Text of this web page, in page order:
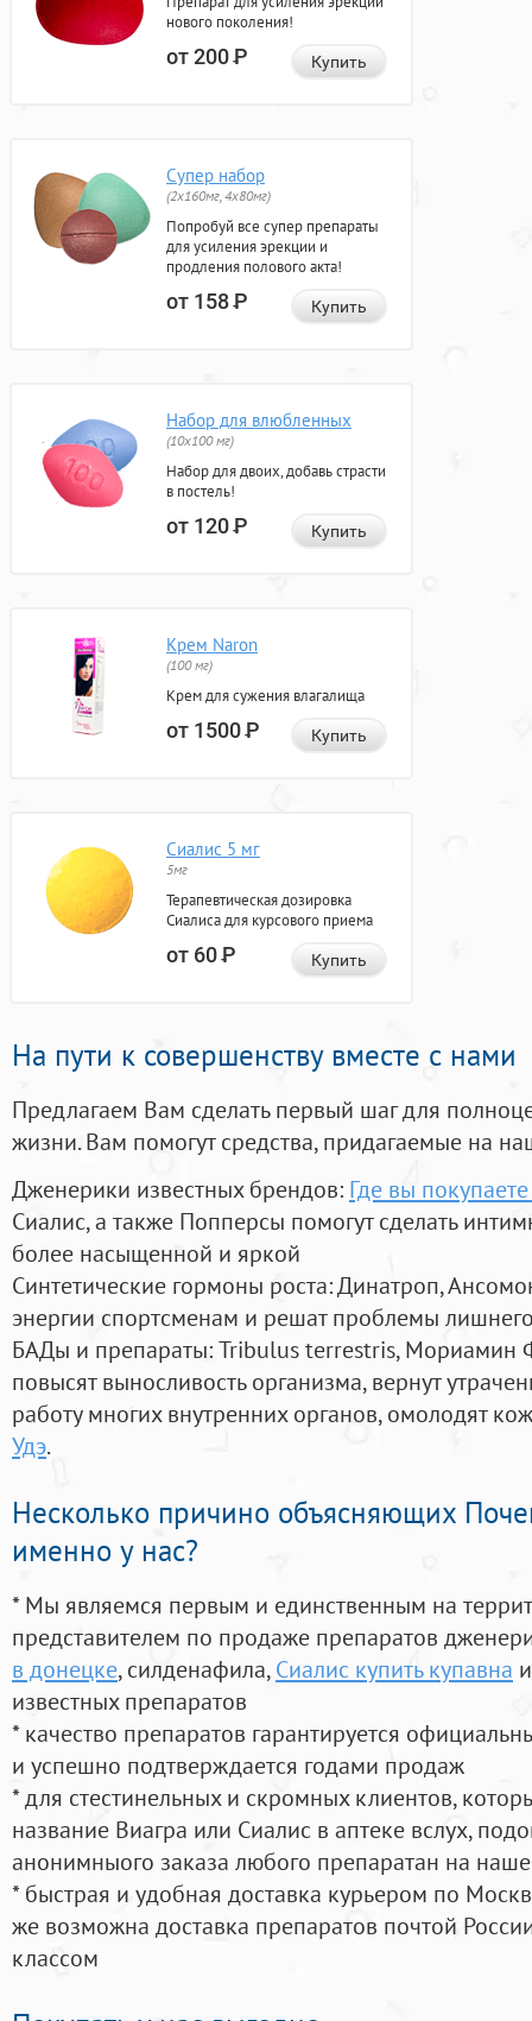
нового поколения!
от 200Р Купить
Супер набор
(2х160мг, 4х80мг)
Попробуй все супер препараты
для усиления эрекции и
продления полового акта!
от 158Р Купить
Набор для влюбленных
(10х100 мг)
Набор для двоих, добавь страсти
в постель!
от 120Р Купить
Крем Naron
(100 мг)
Крем для сужения влагалища
от 1500Р Купить
Сиалис 5 мг
5мг
Терапевтическая дозировка
Сиалиса для курсового приема
от 60Р Купить
На пути к совершенству вместе с нами
Предлагаем Вам сделать первый шаг для
жизни. Вам помогут средства, придагаемые на
Дженерики известных брендов: Где вы
Сиалис, а также Попперсы помогут сделать
более насыщенной и яркой
Синтетические гормоны роста: Динатроп,
энергии спортсменам и решат проблемы
БАДы и препараты:Tribulus terrestris, Мориамин
повысят выносливость организма, вернут
работу многих внутренних органов, омолодят
Удэ.
Несколько причино объясняющих
именно у нас?
* Мы являемся первым и единственным на
представителем по продаже препаратов
в донецке, силденафила, Сиалис купить купавна
известных препаратов
* качество препаратов гарантируется
и успешно подтверждается годами продаж
* для стестинельных и скромных клиентов,
название Виагра или Сиалис в аптеке вслух,
анонимныого заказа любого препаратан на
* быстрая и удобная доставка курьером по
же возможна доставка препаратов почтой
классом